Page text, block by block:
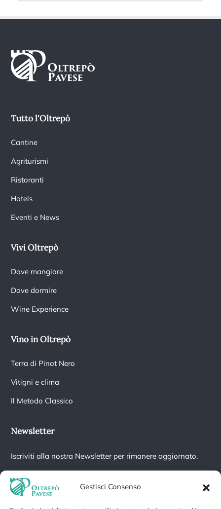
Gestisci Consenso
Tutto l'Oltrepò
Cantine
Agriturismi
Ristoranti
Hotels
Eventi e News
Vivi Oltrepò
Dove mangiare
Dove dormire
Wine Experience
Vino in Oltrepò
Terra di Pinot Nero
Vitigni e clima
Il Metodo Classico
Newsletter
Iscriviti alla nostra Newsletter per rimanere aggiornato.